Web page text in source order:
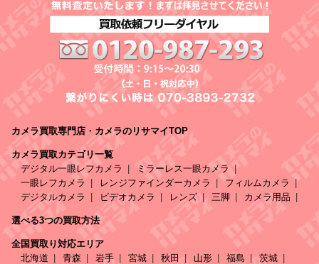
カメラ買取専門店・カメラのリサマイTOP
カメラ買取カテゴリ一覧
デジタル一眼レフカメラ
ミラーレス一眼カメラ
一眼レフカメラ
レンジファインダーカメラ
フィルムカメラ
デジタルカメラ
ビデオカメラ レンズ 三脚 カメラ用品
選べる3つの買取方法
全国買取り対応エリア
北海道
青森 岩手 宮城 秋田 山形 福島
茨城